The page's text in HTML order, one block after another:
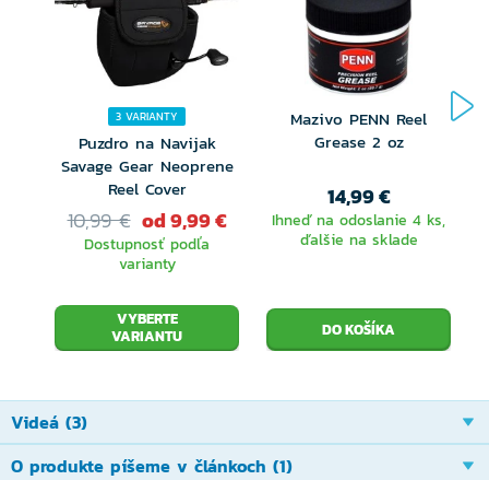
vylepšenia:
Vylepšená hladkosť rotácie (MicroModule II,
Silent Drive)
Životnosť a odolnosť (pevná prevodovka
Hagane, ochrana X Protect)
Odhadzovacie parametre (veľký zdvih cievky).
všestranný prívlačový navijak, ktorý je možné využiť
Je veľmi vhodný predovšetkým pri love, kedy je
pevnosť a spoľahlivosť navijakov kľúčová – pri love na
3 VARIANTY
Puzdro na Navijak
Savage Gear Neoprene
Reel Cover
10,99 € od 9,99 €
Dostupnosť podľa
varianty
VYBERTE
VARIANTU
Mazivo PENN Reel
Grease 2 oz
14,99 €
Ihneď na odoslanie 4 ks,
ďalšie na sklade
Videá (3)
O produkte píšeme v článkoch (1)